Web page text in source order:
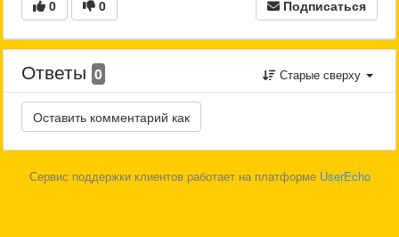
0 0 Подписаться
Ответы 0 Старые сверху
Сервис поддержки клиентов работает на платформе UserEcho